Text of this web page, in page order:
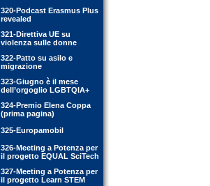
320-Podcast Erasmus Plus
revealed
321-Direttiva UE su
violenza sulle donne
322-Patto su asilo e
migrazione
323-Giugno è il mese
dell’orgoglio LGBTQIA+
324-Premio Elena Coppa
(prima pagina)
325-Europamobil
326-Meeting a Potenza per
il progetto EQUAL SciTech
327-Meeting a Potenza per
il progetto Learn STEM